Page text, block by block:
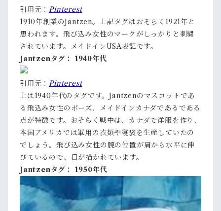
引用元：Pinterest
1910年創業のJantzen。上記タグはおそらく1921年と
思われます。飛び込み女性のマークがしっかりと刺繍
されています。メイドインUSA表記です。
Jantzenタグ： 1940年代
引用元：Pinterest
上は1940年代のタグです。Jantzenのマスコットであ
る飛込み女性のポーズ、メイドインカナダであるである
点が特徴です。おそらく戦中は、カナダで洋服を作り、
本国アメリカでは軍用の衣類や寝袋を生産していたの
でしょう。飛び込み女性の腕の位置が肩から水平に伸
びているので、目が描かれています。
Jantzenタグ： 1950年代